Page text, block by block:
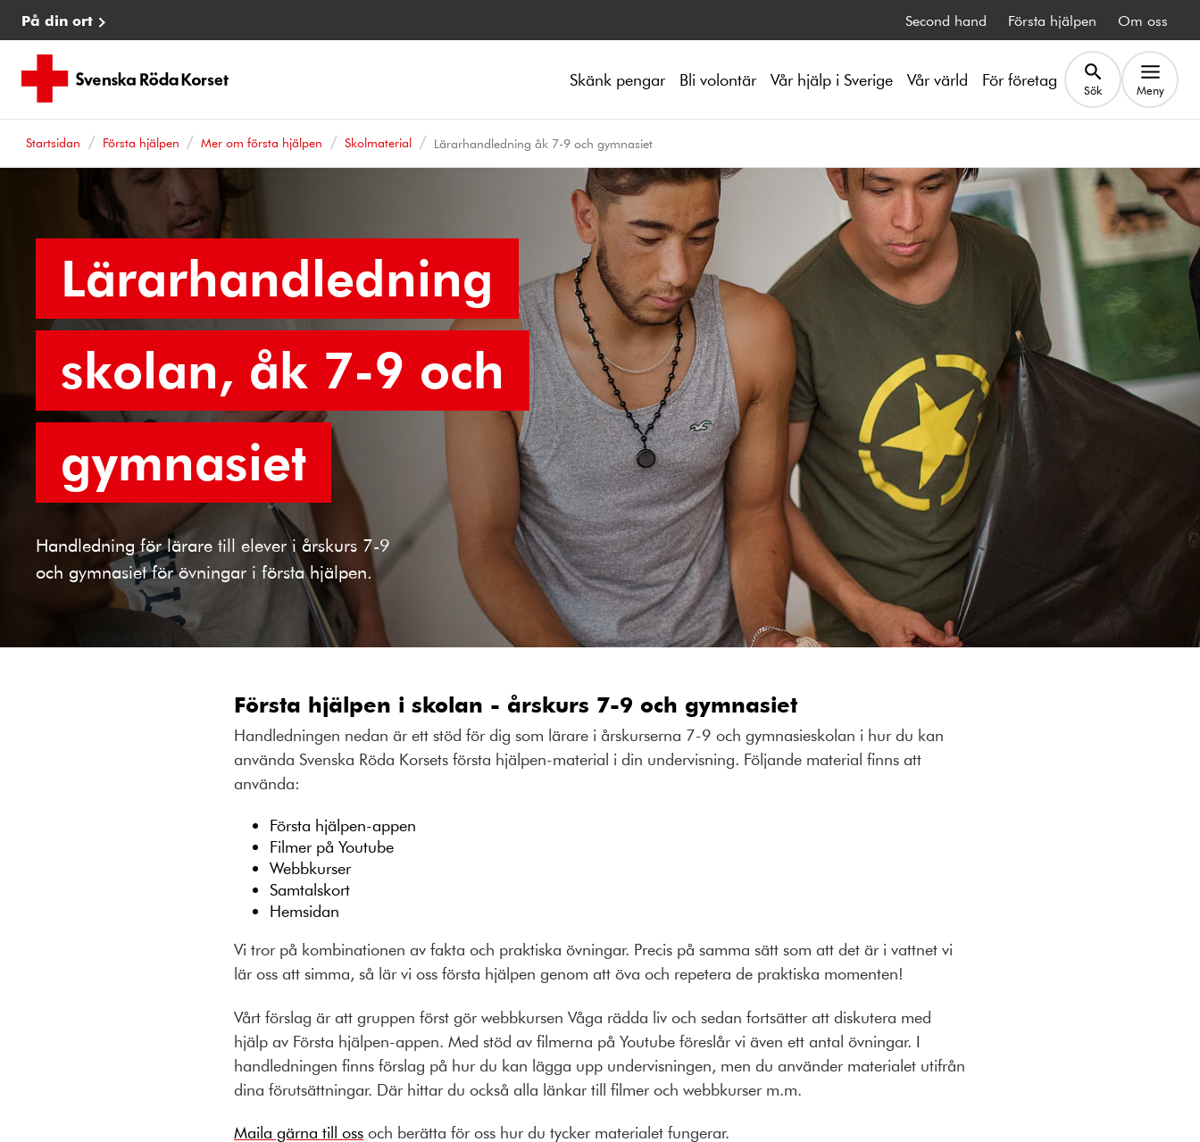
På din ort Second hand Första hjälpen Om oss
Skänk pengar Bli volontär Vår hjälp i Sverige Vår värld För företag Sök Meny
Startsidan Första hjälpen Mer om första hjälpen Skolmaterial Lärarhandledning åk 7-9 och gymnasiet
Lärarhandledning
skolan, åk 7-9 och
gymnasiet
Handledning för lärare till elever i årskurs 7-9
och gymnasiet för övningar i första hjälpen.
Första hjälpen i skolan - årskurs 7-9 och gymnasiet
Handledningen nedan är ett stöd för dig som lärare i årskurserna 7-9 och gymnasieskolan i hur du kan
använda Svenska Röda Korsets första hjälpen-material i din undervisning. Följande material finns att
använda:
Första hjälpen-appen
Filmer på Youtube
Webbkurser
Samtalskort
Hemsidan
Vi tror på kombinationen av fakta och praktiska övningar. Precis på samma sätt som att det är i vattnet vi
lär oss att simma, så lär vi oss första hjälpen genom att öva och repetera de praktiska momenten!
Vårt förslag är att gruppen först gör webbkursen Våga rädda liv och sedan fortsätter att diskutera med
hjälp av Första hjälpen-appen. Med stöd av filmerna på Youtube föreslår vi även ett antal övningar. I
handledningen finns förslag på hur du kan lägga upp undervisningen, men du använder materialet utifrån
dina förutsättningar. Där hittar du också alla länkar till filmer och webbkurser m.m.
Maila gärna till oss och berätta för oss hur du tycker materialet fungerar.